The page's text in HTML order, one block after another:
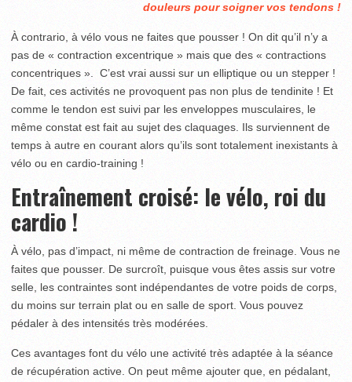
douleurs pour soigner vos tendons !
À contrario, à vélo vous ne faites que pousser ! On dit qu’il n’y a
pas de « contraction excentrique » mais que des « contractions
concentriques ». C’est vrai aussi sur un elliptique ou un stepper !
De fait, ces activités ne provoquent pas non plus de tendinite ! Et
comme le tendon est suivi par les enveloppes musculaires, le
même constat est fait au sujet des claquages. Ils surviennent de
temps à autre en courant alors qu’ils sont totalement inexistants à
vélo ou en cardio-training !
Entraînement croisé: le vélo, roi du
cardio !
À vélo, pas d’impact, ni même de contraction de freinage. Vous ne
faites que pousser. De surcroît, puisque vous êtes assis sur votre
selle, les contraintes sont indépendantes de votre poids de corps,
du moins sur terrain plat ou en salle de sport. Vous pouvez
pédaler à des intensités très modérées.
Ces avantages font du vélo une activité très adaptée à la séance
de récupération active. On peut même ajouter que, en pédalant,